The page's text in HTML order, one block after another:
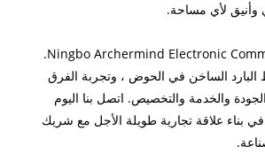
وأنيق لأي مساحة.
اختر Ningbo Archermind Electronic Commerce Co. ، Ltd.
البارد الساخن في الحوض ، وتجربة الفرق
والخدمة والتخصيص. اتصل بنا اليوم
في بناء علاقة تجارية طويلة الأجل مع شريك